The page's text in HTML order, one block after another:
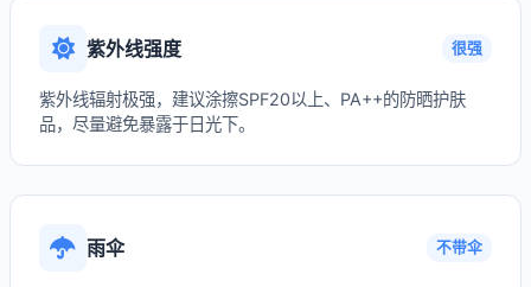
紫外线强度 很强
紫外线辐射极强，建议涂擦SPF20以上、PA++的防晒护肤
品，尽量避免暴露于日光下。
雨伞 不带伞